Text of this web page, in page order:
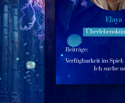
Elaya
Beiträge
Verfügbarkeit im Spiel
Ich suche